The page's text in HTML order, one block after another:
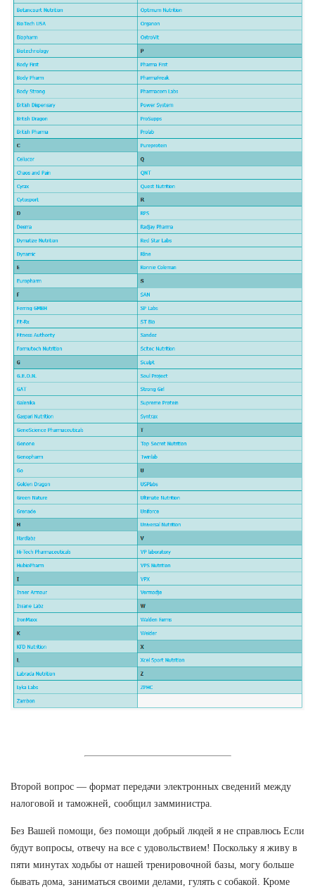
Второй вопрос — формат передачи электронных сведений между
налоговой и таможней, сообщил замминистра.
Без Вашей помощи, без помощи добрый людей я не справлюсь Если
будут вопросы, отвечу на все с удовольствием! Поскольку я живу в
пяти минутах ходьбы от нашей тренировочной базы, могу больше
бывать дома, заниматься своими делами, гулять с собакой. Кроме